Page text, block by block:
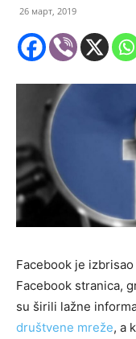
26 март, 2019
Facebook je
Facebook stranica,
su širili lažne
društvene mreže, a